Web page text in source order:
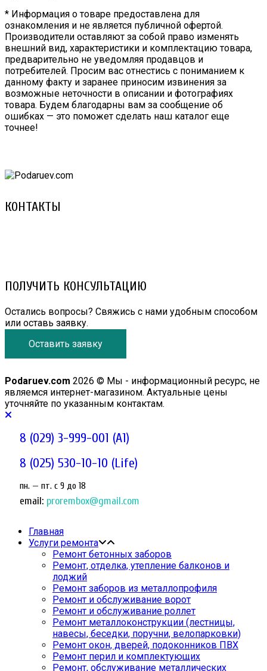
* Информация о товаре предоставлена для
ознакомления и не является публичной офертой.
Производители оставляют за собой право изменять
внешний вид, характеристики и комплектацию товара,
предварительно не уведомляя продавцов и
потребителей. Просим вас отнестись с пониманием к
данному факту и заранее приносим извинения за
возможные неточности в описании и фотографиях
товара. Будем благодарны вам за сообщение об
ошибках — это поможет сделать наш каталог еще
точнее!
КОНТАКТЫ
ПОЛУЧИТЬ КОНСУЛЬТАЦИЮ
Остались вопросы? Свяжись с нами удобным способом
или оставь заявку.
Оставить заявку
Podaruev.com 2026 © Мы - информационный ресурс, не
являемся интернет-магазином. Актуальные цены
уточняйте по указанным контактам.
8 (029) 3-999-001 (A1)
8 (025) 530-10-10 (Life)
пн. — пт. c 9 до 18
email: prorembox@gmail.com
Главная
Услуги ремонта
Ремонт бетонных заборов
Ремонт, отделка, утепление балконов и
лоджий
Ремонт заборов из металлопрофиля
Ремонт и обслуживание ворот
Ремонт и обслуживание роллет
Ремонт металлоконструкции (лестницы,
навесы, беседки, поручни, велопарковки)
Ремонт окон, дверей, подоконников ПВХ
Ремонт перил и комплектующих
Ремонт, обслуживание металлических